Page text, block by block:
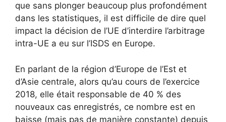
que sans plonger beaucoup plus profondément
dans les statistiques, il est difficile de dire quel
impact la décision de l’UE d’interdire l’arbitrage
intra-UE a eu sur l’ISDS en Europe.
En parlant de la région d’Europe de l’Est et
d’Asie centrale, alors qu’au cours de l’exercice
2018, elle était responsable de 40 % des
nouveaux cas enregistrés, ce nombre est en
baisse (mais pas de manière constante) depuis